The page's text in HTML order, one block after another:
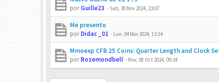
porGuille23 - Sab, 30 Nov 2024, 23:07
Me presento
porDidac _01 - Lun, 04 Nov 2024, 13:14
Mmoexp CFB 25 Coins: Quarter Length and Clock
porRozemondbell - Mar, 08 Oct 2024, 09:24